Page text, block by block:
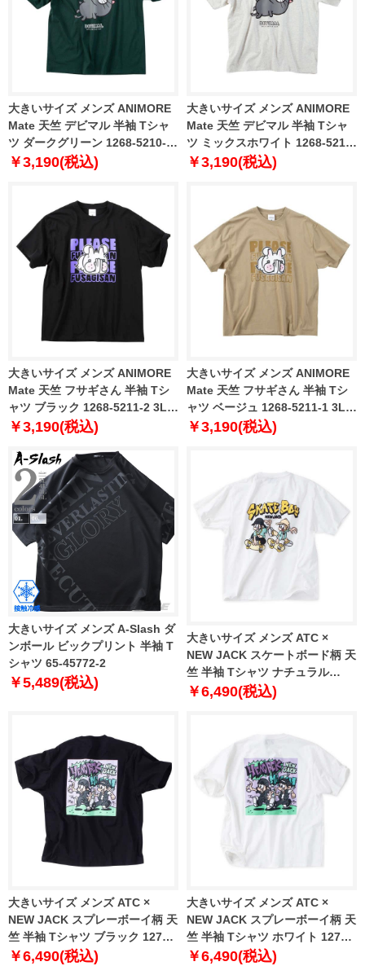
大きいサイズ メンズ ANIMORE
Mate 天竺 デビマル 半袖 Tシャ
ツ ダークグリーン 1268-5210-2
3L 4L 5L 6L 8L
￥3,190(税込)
大きいサイズ メンズ ANIMORE
Mate 天竺 デビマル 半袖 Tシャ
ツ ミックスホワイト 1268-5210-
1 3L 4L 5L 6L 8L
￥3,190(税込)
大きいサイズ メンズ ANIMORE
Mate 天竺 フサギさん 半袖 Tシ
ャツ ブラック 1268-5211-2 3L
4L 5L 6L 8L
￥3,190(税込)
大きいサイズ メンズ ANIMORE
Mate 天竺 フサギさん 半袖 Tシ
ャツ ベージュ 1268-5211-1 3L
4L 5L 6L 8L
￥3,190(税込)
大きいサイズ メンズ A-Slash ダ
ンボール ビックプリント 半袖 T
シャツ 65-45772-2
￥5,489(税込)
大きいサイズ メンズ ATC ×
NEW JACK スケートボード柄 天
竺 半袖 Tシャツ ナチュラル
1278-4296-1 3L 4L 5L 6L
￥6,490(税込)
大きいサイズ メンズ ATC ×
NEW JACK スプレーボーイ柄 天
竺 半袖 Tシャツ ブラック 1278-
4295-2 3L 4L 5L 6L
￥6,490(税込)
大きいサイズ メンズ ATC ×
NEW JACK スプレーボーイ柄 天
竺 半袖 Tシャツ ホワイト 1278-
4295-1 3L 4L 5L 6L
￥6,490(税込)